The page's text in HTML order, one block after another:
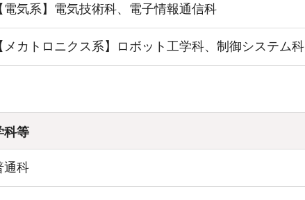
電気系】電気技術科、電子情報通信科
メカトロニクス系】ロボット工学科、制御システム科
科等
通科